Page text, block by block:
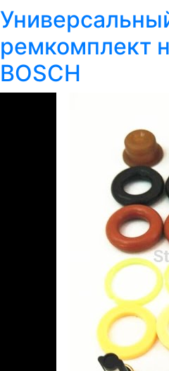
ремкомплект
BOSCH